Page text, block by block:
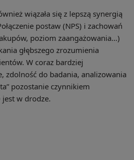
wiązała się z lepszą synergią
postaw (NPS) i zachowań
poziom zaangażowania…)
głębszego zrozumienia
W coraz bardziej
zdolność do badania, analizowania
pozostanie czynnikiem
jest w drodze.